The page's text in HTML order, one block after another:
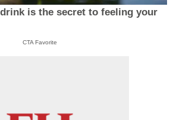
is the secret to feeling your
CTA Favorite